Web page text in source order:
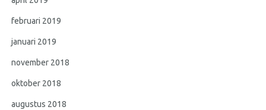
februari 2019
januari 2019
november 2018
oktober 2018
augustus 2018